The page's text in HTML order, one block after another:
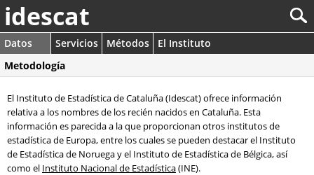
idescat
Datos Servicios Métodos
El Instituto
Metodología
El Instituto de Estadística de Cataluña (Idescat) ofrece información
relativa a los nombres de los recién nacidos en Cataluña. Esta
información es parecida a la que proporcionan otros institutos de
estadística de Europa, entre los cuales se pueden destacar el Instituto
de Estadística de Noruega y el Instituto de Estadística de Bélgica, así
como el Instituto Nacional de Estadística(INE).